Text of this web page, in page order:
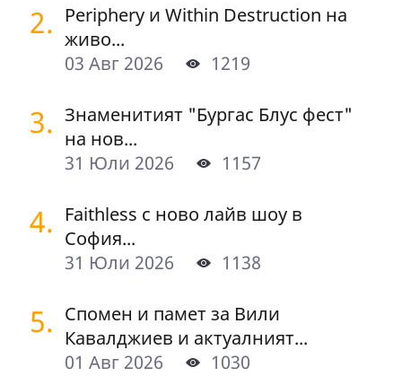
2. Periphery и Within Destruction на
живо...
03 Авг 2026
1219
3. Знаменитият "Бургас Блус фест"
на нов...
31 Юли 2026
1157
4. Faithless с ново лайв шоу в
София...
31 Юли 2026
1138
5. Спомен и памет за Вили
Кавалджиев и актуалният...
01 Авг 2026
1030